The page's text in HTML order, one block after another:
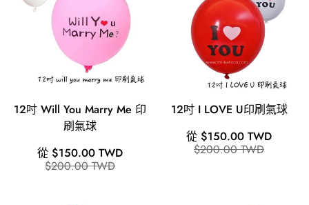
12吋 Will You Marry Me 印
刷氣球
銷
售
從 $150.00 TWD
原
價
$200.00 TWD
12吋 I LOVE U印刷氣球
銷
售
從 $150.00 TWD
原
價
$200.00 TWD